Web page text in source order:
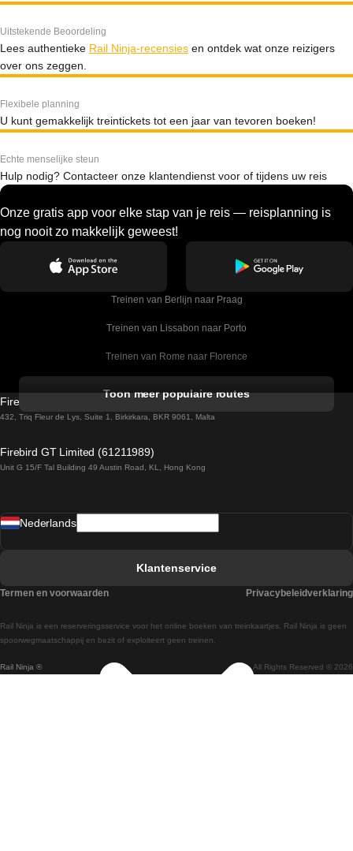
Uitstekende Beoordeling
Lees authentieke Rail Ninja-recensies en ontdek wat onze reizigers
over ons zeggen.
Flexibele planning
U kunt gemakkelijk treintickets tot een jaar van tevoren boeken!
Echte menselijke steun
Hulp nodig? Contacteer onze klantendienst voor of tijdens uw reis
Onze gratis app voor elke stap van je reis — reisplanning is
nog nooit zo makkelijk geweest!
Treinen van Berlijn naar Praag
Treinen van Lissabon naar Porto
Treinen van Rome naar Florence
Treinen van Sevilla naar Barcelona
Treinen van Praag naar Wenen
Treinen van Wenen naar Salzburg
Treinen van Wenen naar Praag
Toon meer populaire routes
Firebird GT Limited (OC 1451)
432, Triq Fleur de Lys, Suite 1, Birkirkara, BKR 9061, Malta
Firebird GT Limited (61211989)
Unit G 15/F Tal Building 49 Austin Road, KL, Hong Kong
Rail Ninja ® All Rights Reserved © 2026
Rail Ninja is een reserveringsservice voor het online boeken van treinkaartjes. Rail Ninja is geen
spoorwegmaatschappij en bezit of exploiteert geen treinen.
Nederlands
Klantenservice
Termen en voorwaarden Privacybeleidverklaring